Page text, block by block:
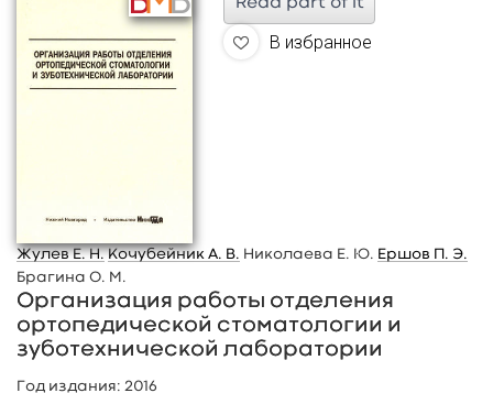
Read part of it
В избранное
Жулев Е. Н. Кочубейник А. В. Николаева Е. Ю. Ершов П. Э.
Брагина О. М.
Организация работы отделения
ортопедической стоматологии и
зуботехнической лаборатории
Год издания: 2016